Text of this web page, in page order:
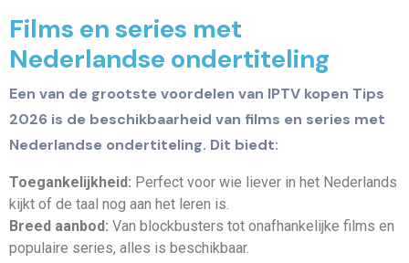
Films en series met
Nederlandse ondertiteling
Een van de grootste voordelen van IPTV kopen Tips
2026 is de beschikbaarheid van films en series met
Nederlandse ondertiteling. Dit biedt:
Toegankelijkheid: Perfect voor wie liever in het Nederlands
kijkt of de taal nog aan het leren is.
Breed aanbod: Van blockbusters tot onafhankelijke films en
populaire series, alles is beschikbaar.